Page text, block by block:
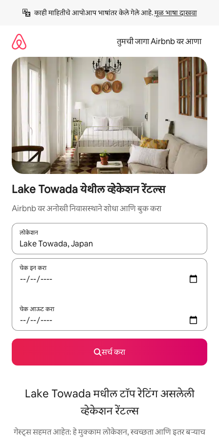
काही माहितीचे आपोआप भाषांतर केले गेले आहे. मूळ भाषा दाखवा
तुमची जागा Airbnb वर आणा
Lake Towada येथील व्हेकेशन रेंटल्स
Airbnb वर अनोखी निवासस्थाने शोधा आणि बुक करा
लोकेशन
जेव्हा परिणाम उपलब्ध असतील, तेव्हा वरच्या आणि खाली बाणांच्या किजसह
चेक इन करा
चेक आऊट करा
सर्च करा
Lake Towada मधील टॉप रेटिंग असलेली
व्हेकेशन रेंटल्स
गेस्ट्स सहमत आहेत: हे मुक्काम लोकेशन, स्वच्छता आणि इतर बऱ्याच